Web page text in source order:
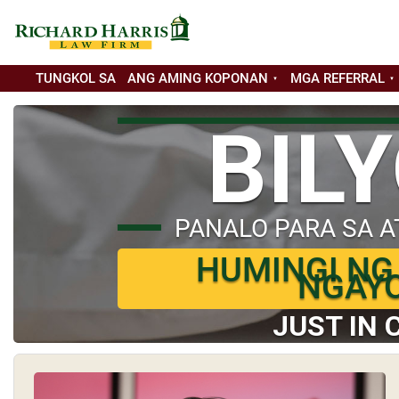
TUNGKOL SA ANG AMING KOPONAN MGA REFERRAL
PANALO PARA SA
HUMINGI
JUST IN